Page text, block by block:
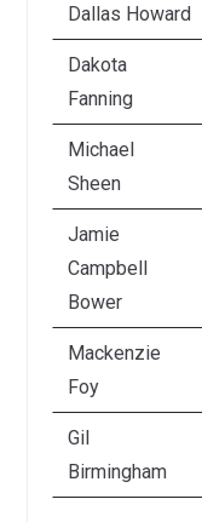
Dallas Howard
Dakota
Fanning
Michael
Sheen
Jamie
Campbell
Bower
Mackenzie
Foy
Gil
Birmingham